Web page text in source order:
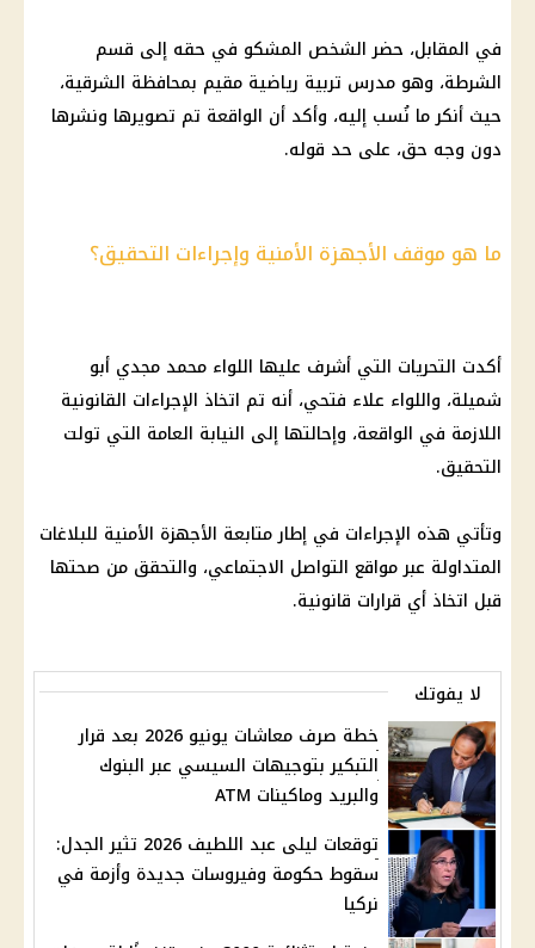
في المقابل، حضر الشخص المشكو في حقه إلى قسم
الشرطة، وهو مدرس تربية رياضية مقيم بمحافظة الشرقية،
حيث أنكر ما نُسب إليه، وأكد أن الواقعة تم تصويرها ونشرها
دون وجه حق، على حد قوله.
ما هو موقف الأجهزة الأمنية وإجراءات التحقيق؟
أكدت التحريات التي أشرف عليها اللواء محمد مجدي أبو
شميلة، واللواء علاء فتحي، أنه تم اتخاذ الإجراءات القانونية
اللازمة في الواقعة، وإحالتها إلى النيابة العامة التي تولت
التحقيق.
وتأتي هذه الإجراءات في إطار متابعة الأجهزة الأمنية للبلاغات
المتداولة عبرمواقع التواصل الاجتماعي، والتحقق من صحتها
قبل اتخاذ أي قرارات قانونية.
لا يفوتك
خطة صرف معاشات يونيو 2026 بعد قرار
التبكير بتوجيهات السيسي عبر البنوك
والبريد وماكينات ATM
توقعات ليلى عبد اللطيف 2026 تثير الجدل:
سقوط حكومة وفيروسات جديدة وأزمة في
نركيا